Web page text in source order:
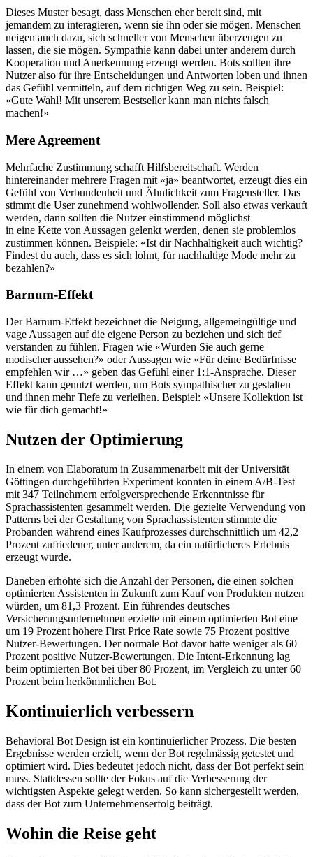
Dieses Muster besagt, dass Menschen eher bereit sind, mit
jemandem zu interagieren, wenn sie ihn oder sie mögen. Menschen
neigen auch dazu, sich schneller von Menschen überzeugen zu
lassen, die sie mögen. Sympathie kann dabei unter anderem durch
Kooperation und Anerkennung erzeugt werden. Bots sollten ihre
Nutzer also für ihre Entscheidungen und Antworten loben und ihnen
das Gefühl vermitteln, auf dem richtigen Weg zu sein. Beispiel:
«Gute Wahl! Mit unserem Bestseller kann man nichts falsch
machen!»
Mere Agreement
Mehrfache Zustimmung schafft Hilfsbereitschaft. Werden
hintereinander mehrere Fragen mit «ja» beantwortet, erzeugt dies ein
Gefühl von Verbundenheit und Ähnlichkeit zum Fragensteller. Das
stimmt die User zunehmend wohlwollender. Soll also etwas verkauft
werden, dann sollten die Nutzer einstimmend möglichst
in eine Kette von Aussagen gelenkt werden, denen sie problemlos
zustimmen können. Beispiele: «Ist dir Nachhaltigkeit auch wichtig?
Findest du auch, dass es sich lohnt, für nachhaltige Mode mehr zu
bezahlen?»
Barnum-Effekt
Der Barnum-Effekt bezeichnet die Neigung, allgemeingültige und
vage Aussagen auf die eigene Person zu beziehen und sich tief
verstanden zu fühlen. Fragen wie «Würden Sie auch gerne
modischer aussehen?» oder Aussagen wie «Für deine Bedürfnisse
empfehlen wir …» geben das Gefühl einer 1:1-Ansprache. Dieser
Effekt kann genutzt werden, um Bots sympathischer zu gestalten
und ihnen mehr Tiefe zu verleihen. Beispiel: «Unsere Kollektion ist
wie für dich gemacht!»
Nutzen der Optimierung
In einem von Elaboratum in Zusam­menarbeit mit der Universität
Göttingen durchgeführten Experiment konnten in einem A/B-Test
mit 347 Teilnehmern erfolgversprechende Erkenntnisse für
Sprachassistenten gesammelt werden. Die gezielte Verwendung von
Patterns bei der Gestaltung von Sprachassistenten stimmte die
Probanden während eines Kaufprozesses durchschnittlich um 42,2
Prozent zufriedener, unter anderem, da ein natürlicheres Erlebnis
erzeugt wurde.
Daneben erhöhte sich die Anzahl der ­Personen, die einen solchen
optimierten ­Assistenten in Zukunft zum Kauf von ­Produkten nutzen
würden, um 81,3 Prozent. Ein führendes deutsches
Versicherungsunternehmen erzielte mit einem optimierten Bot eine
um 19 Prozent höhere First Price Rate sowie 75 Prozent positive
Nutzer-Bewertungen. Der normale Bot davor hatte weniger als 60
Prozent positive Nutzer-Bewertungen. Die Intent-Erkennung lag
beim optimierten Bot bei über 80 Prozent, im Vergleich zu unter 60
Prozent beim herkömmlichen Bot.
Kontinuierlich verbessern
Behavioral Bot Design ist ein kontinuierlicher Prozess. Die besten
Ergebnisse werden erzielt, wenn der Bot regelmässig ­getestet und
optimiert wird. Dies bedeutet jedoch nicht, dass der Bot perfekt sein
muss. Stattdessen sollte der Fokus auf die Verbesserung der
wichtigsten Aspekte gelegt werden. So kann sichergestellt werden,
dass der Bot zum Unternehmens­erfolg beiträgt.
Wohin die Reise geht